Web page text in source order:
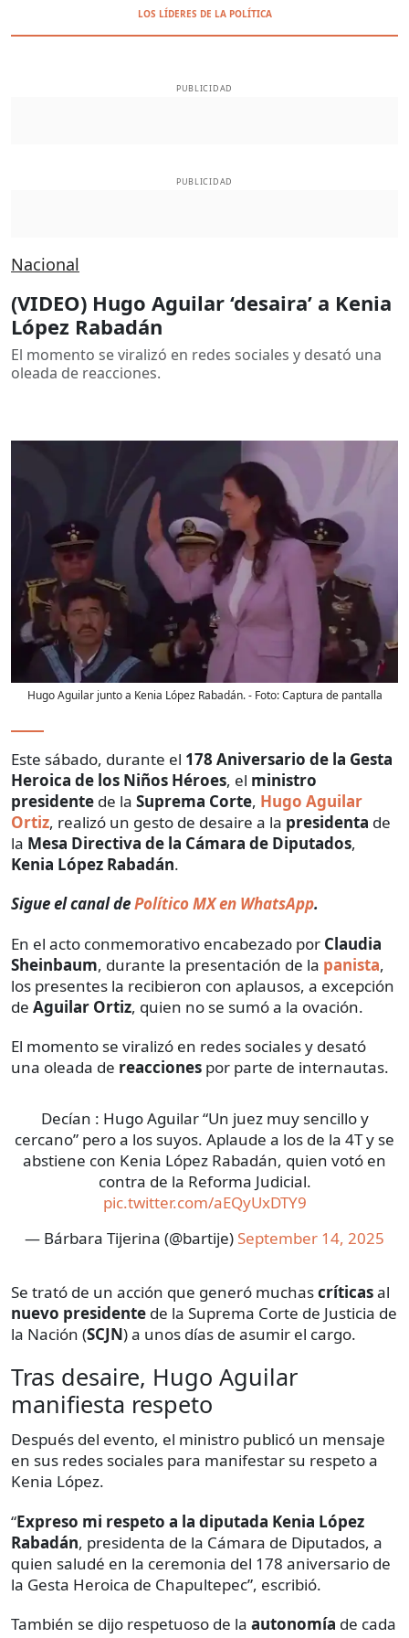
LOS LÍDERES DE LA POLÍTICA
PUBLICIDAD
PUBLICIDAD
Nacional
(VIDEO) Hugo Aguilar ‘desaira’ a Kenia
López Rabadán
El momento se viralizó en redes sociales y desató una
oleada de reacciones.
Hugo Aguilar junto a Kenia López Rabadán.- Foto:Captura de pantalla
Este sábado, durante el 178 Aniversario de la Gesta
Heroica de los Niños Héroes, el ministro
presidente de la Suprema Corte, Hugo Aguilar
Ortiz, realizó un gesto de desaire a la presidenta de
la Mesa Directiva de la Cámara de Diputados,
Kenia López Rabadán.
Sigue el canal dePolítico MX en WhatsApp.
En el acto conmemorativo encabezado por Claudia
Sheinbaum, durante la presentación de la panista,
los presentes la recibieron con aplausos, a excepción
de Aguilar Ortiz, quien no se sumó a la ovación.
El momento se viralizó en redes sociales y desató
una oleada de reacciones por parte de internautas.
Decían : Hugo Aguilar “Un juez muy sencillo y
cercano” pero a los suyos. Aplaude a los de la 4T y se
abstiene con Kenia López Rabadán, quien votó en
contra de la Reforma Judicial.
pic.twitter.com/aEQyUxDTY9
— Bárbara Tijerina (@bartije) September 14, 2025
Se trató de un acción que generó muchascríticasal
nuevo presidente de la Suprema Corte de Justicia de
la Nación (SCJN) a unos días de asumir el cargo.
Tras desaire, Hugo Aguilar
manifiesta respeto
Después del evento, el ministro publicó un mensaje
en sus redes sociales para manifestar su respeto a
Kenia López.
“Expreso mi respeto a la diputada Kenia López
Rabadán, presidenta de la Cámara de Diputados, a
quien saludé en la ceremonia del 178 aniversario de
la Gesta Heroica de Chapultepec”, escribió.
También se dijo respetuoso de la autonomía de cada